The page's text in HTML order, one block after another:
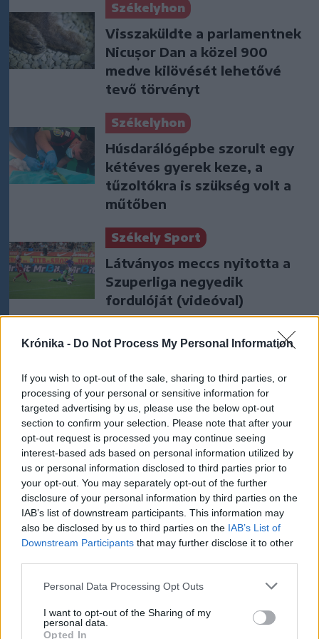
Krónika - Do Not Process My Personal Information
If you wish to opt-out of the sale, sharing to third parties, or
processing of your personal or sensitive information for
targeted advertising by us, please use the below opt-out
section to confirm your selection. Please note that after your
opt-out request is processed you may continue seeing
interest-based ads based on personal information utilized by
us or personal information disclosed to third parties prior to
your opt-out. You may separately opt-out of the further
disclosure of your personal information by third parties on the
IAB’s list of downstream participants. This information may
also be disclosed by us to third parties on the IAB’s List of
Downstream Participants that may further disclose it to other
Personal Data Processing Opt Outs
I want to opt-out of the Sharing of my
personal data.
Opted In
Székelyhon
Visszaküldte a parlamentnek
Nicușor Dan a közel 900
medve kilövését lehetővé
tevő törvényt
Székelyhon
Húsdarálógépbe szorult egy
kétéves gyerek keze, a
tűzoltókra is szükség volt a
műtőben
Székely Sport
Látványos meccs nyitotta a
Szuperliga negyedik
fordulóját (videóval)
Nőileg
menjünk!
A rovat további cikkei